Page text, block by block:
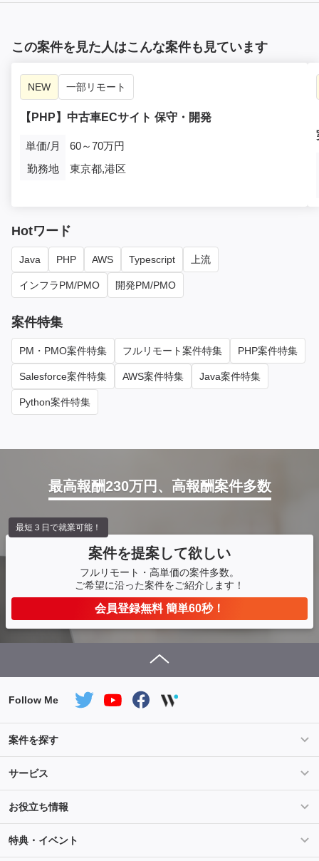
この案件を見た人はこんな案件も見ています
NEW 一部リモート
【PHP】中古車ECサイト 保守・開発
単価/月
60～70万円
勤務地
東京都,港区
Hotワード
Java PHP AWS Typescript 上流
インフラPM/PMO 開発PM/PMO
案件特集
PM・PMO案件特集 フルリモート案件特集 PHP案件特集
Salesforce案件特集 AWS案件特集 Java案件特集
Python案件特集
最高報酬230万円、高報酬案件多数
案件を提案して欲しい
フルリモート・高単価の案件多数。
ご希望に沿った案件をご紹介します！
会員登録無料 簡単60秒！
最短３日で就業可能！
Follow Me
案件を探す
条件を指定して案件を探す
Salesforce案件特集 AWS案件特集
サービス
サービス紹介
ご登録から参画までの流れ フリーランスの声
お役立ち情報
ライフ
特典・イベント